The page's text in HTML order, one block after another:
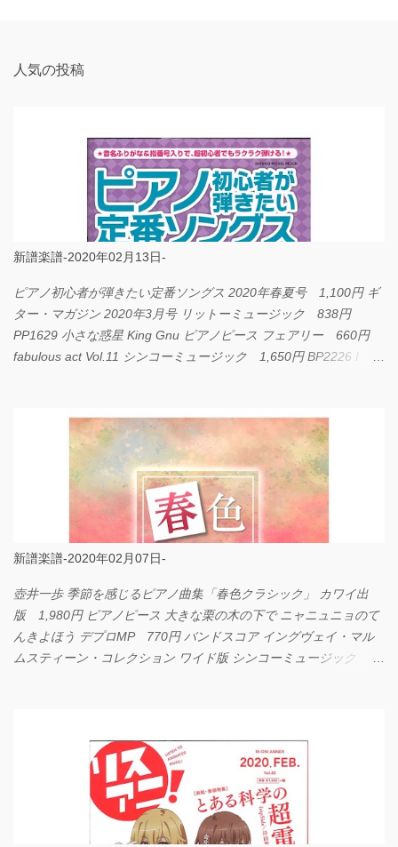
人気の投稿
新譜楽譜-2020年02月13日-
ピアノ初心者が弾きたい定番ソングス 2020年春夏号 1,100円 ギ
ター・マガジン 2020年3月号 リットーミュージック 838円
PP1629 小さな惑星 King Gnu ピアノピース フェアリー 660円
fabulous act Vol.11 シンコーミュージック 1,650円 BP2226 I
新譜楽譜-2020年02月07日-
壺井一歩 季節を感じるピアノ曲集「春色クラシック」 カワイ出
版 1,980円 ピアノピース 大きな栗の木の下で ニャニュニョのて
んきよほう デプロMP 770円 バンドスコア イングヴェイ・マル
ムスティーン・コレクション ワイド版 シンコーミュージック